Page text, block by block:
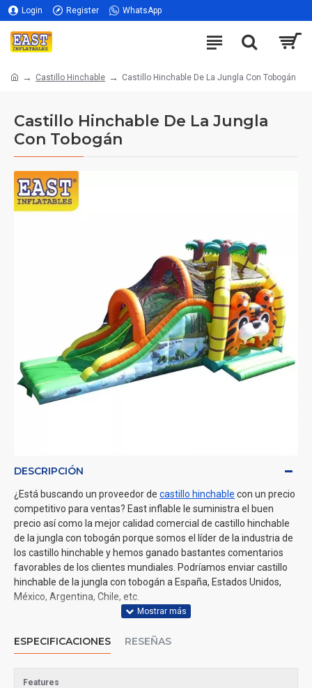
Login Register WhatsApp
Castillo Hinchable Castillo Hinchable De La Jungla Con Tobogán
Castillo Hinchable De La Jungla
Con Tobogán
DESCRIPCIÓN
¿Está buscando un proveedor de castillo hinchable con un precio
competitivo para ventas? East inflable le suministra el buen
precio así como la mejor calidad comercial de castillo hinchable
de la jungla con tobogán porque somos el líder de la industria de
los castillo hinchable y hemos ganado bastantes comentarios
favorables de los clientes mundiales. Podríamos enviar castillo
hinchable de la jungla con tobogán a España, Estados Unidos,
México, Argentina, Chile, etc.
ESPECIFICACIONES RESEÑAS
Features